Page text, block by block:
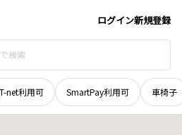
ログイン新規登録
net利用可 SmartPay利用可 車椅子